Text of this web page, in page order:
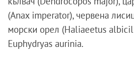
(Anax imperator), червена
морски орел (Haliaeetus
Euphydryas aurinia.